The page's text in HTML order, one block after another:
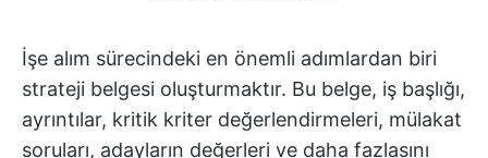
İşe alım sürecindeki en önemli adımlardan biri
strateji belgesi oluşturmaktır. Bu belge, iş başlığı,
ayrıntılar, kritik kriter değerlendirmeleri, mülakat
soruları, adayların değerleri ve daha fazlasını